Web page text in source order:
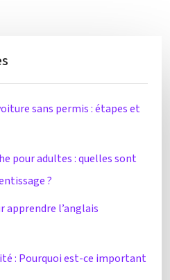
sans permis : étapes et
pour adultes : quelles sont
?
apprendre l’anglais
: Pourquoi est-ce important